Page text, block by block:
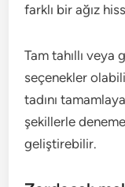
farklı bir ağız
Tam tahıllı veya
seçenekler
tadını
şekillerle
geliştirebilir.